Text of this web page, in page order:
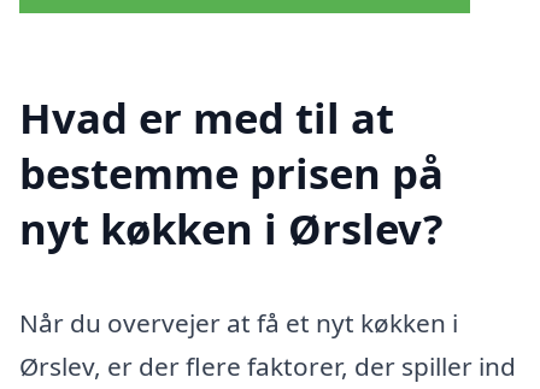
Hvad er med til at
bestemme prisen på
nyt køkken i Ørslev?
Når du overvejer at få et nyt køkken i
Ørslev, er der flere faktorer, der spiller ind